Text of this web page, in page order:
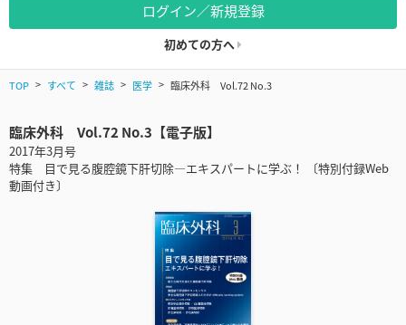
ログイン／新規登録
初めての方へ
TOP すべて 雑誌 医学 臨床外科 Vol.72 No.3
臨床外科 Vol.72 No.3【電子版】
2017年3月号
特集 目で見る腹腔鏡下肝切除―エキスパートに学ぶ！ 〔特別付録Web
動画付き〕